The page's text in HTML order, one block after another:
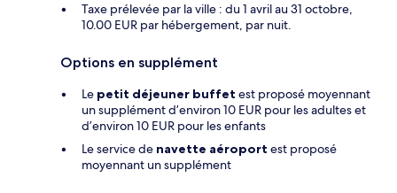
Taxe prélevée par la ville : du 1 avril au 31 octobre,
10.00 EUR par hébergement, par nuit.
Options en supplément
Le petit déjeuner buffet est proposé moyennant
un supplément d’environ 10 EUR pour les adultes et
d’environ 10 EUR pour les enfants
Le service de navette aéroport est proposé
moyennant un supplément